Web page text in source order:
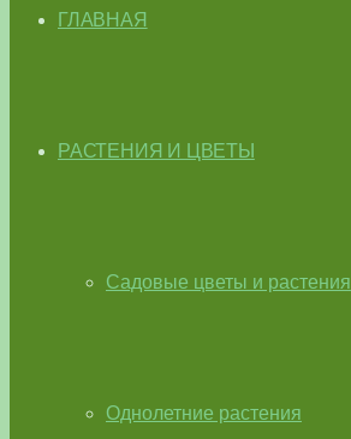
ГЛАВНАЯ
РАСТЕНИЯ И ЦВЕТЫ
Садовые цветы и растения
Однолетние растения